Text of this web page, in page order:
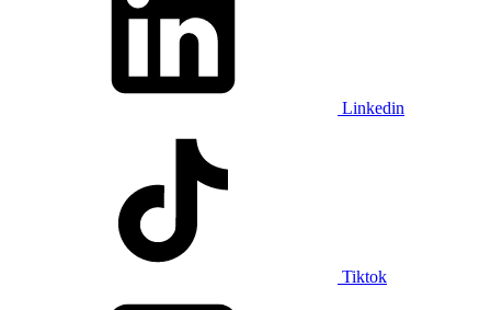
Linkedin
Tiktok